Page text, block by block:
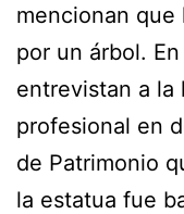
mencionan que
por un árbol. En
entrevistan a la
profesional en
de Patrimonio
la estatua fue